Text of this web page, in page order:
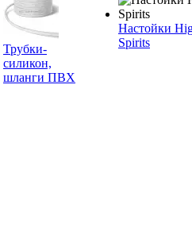
Трубки-
силикон,
шланги ПВХ
Настойки
Spirits